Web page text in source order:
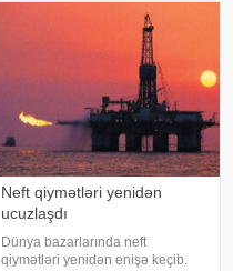
Neft qiymətləri yenidən
ucuzlaşdı
Dünya bazarlarında neft
qiymətləri yenidən enişə keçib.